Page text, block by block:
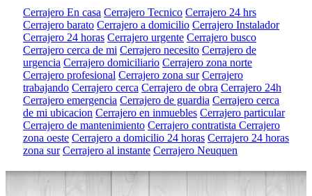
Cerrajero En casa Cerrajero Tecnico Cerrajero 24 hrs
Cerrajero barato Cerrajero a domicilio Cerrajero Instalador
Cerrajero 24 horas Cerrajero urgente Cerrajero busco
Cerrajero cerca de mi Cerrajero necesito Cerrajero de
urgencia Cerrajero domiciliario Cerrajero zona norte
Cerrajero profesional Cerrajero zona sur Cerrajero
trabajando Cerrajero cerca Cerrajero de obra Cerrajero 24h
Cerrajero emergencia Cerrajero de guardia Cerrajero cerca
de mi ubicacion Cerrajero en inmuebles Cerrajero particular
Cerrajero de mantenimiento Cerrajero contratista Cerrajero
zona oeste Cerrajero a domicilio 24 horas Cerrajero 24 horas
zona sur Cerrajero al instante Cerrajero Neuquen